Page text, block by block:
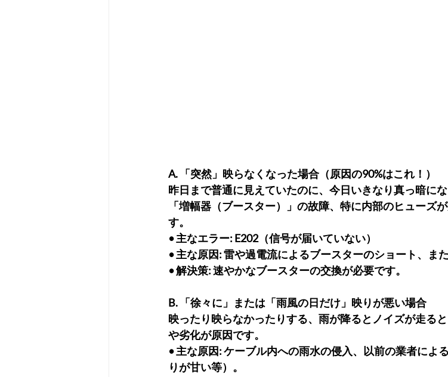
A. 「突然」映らなくなった場合（原因の90%はこれ！）
昨日まで普通に見えていたのに、今日いきなり真っ暗に
「増幅器（ブースター）」の故障、特に内部のヒューズ
す。
• 主なエラー: E202（信号が届いていない）
• 主な原因: 雷や過電流によるブースターのショート、ま
• 解決策: 速やかなブースターの交換が必要です。
B. 「徐々に」または「雨風の日だけ」映りが悪い場合
映ったり映らなかったりする、雨が降るとノイズが走る
や劣化が原因です。
• 主な原因: ケーブル内への雨水の侵入、以前の業者によ
りが甘い等）。